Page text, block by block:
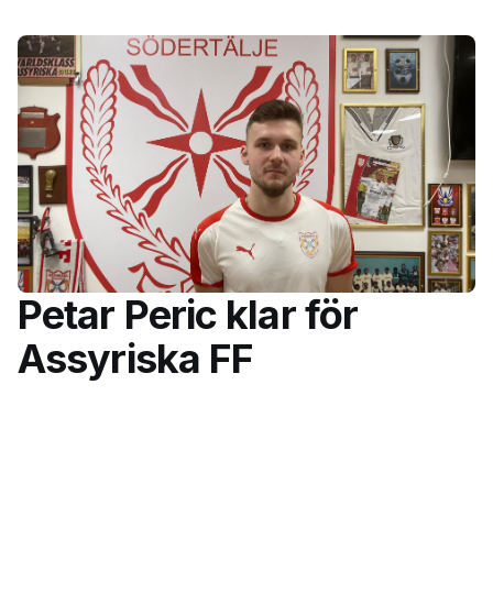
Petar Peric klar för
Assyriska FF